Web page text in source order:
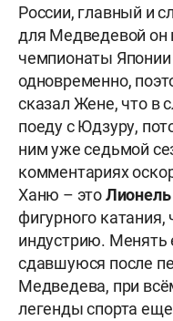
России, главный и
для Медведевой он
чемпионаты Японии
одновременно,
сказал Жене, что в
поеду с Юдзуру,
ним уже седьмой
комментариях
Ханю – это
фигурного
индустрию. Менять
сдавшуюся после
Медведева, при
легенды спорта